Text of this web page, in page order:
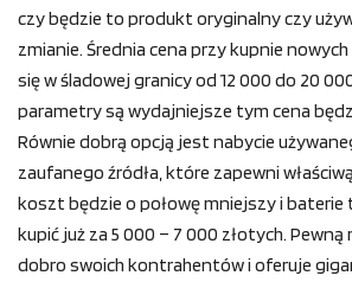
czy będzie to produkt oryginalny czy
zmianie. Średnia cena przy kupnie
się w śladowej granicy od 12 000 do 20
parametry są wydajniejsze tym cena
Równie dobrą opcją jest nabycie
zaufanego źródła, które zapewni
koszt będzie o połowę mniejszy i baterie
kupić już za 5 000 – 7 000 złotych.
dobro swoich kontrahentów i oferuje